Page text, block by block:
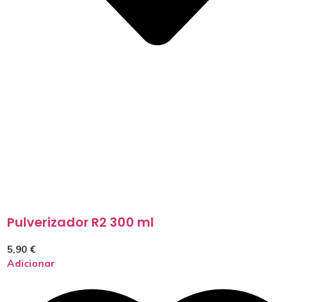
Pulverizador R2 300 ml
5,90 €
Adicionar